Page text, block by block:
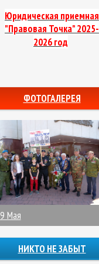
Юридическая приемная
"Правовая Точка"2025-
2026 год
ФОТОГАЛЕРЕЯ
9 Мая
НИКТО НЕ ЗАБЫТ